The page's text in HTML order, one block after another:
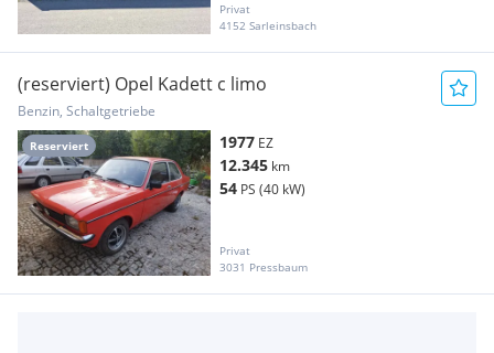
Privat
4152 Sarleinsbach
Reserviert
(reserviert) Opel Kadett c limo
Benzin, Schaltgetriebe
1977 EZ
12.345 km
54 PS (40 kW)
Privat
3031 Pressbaum